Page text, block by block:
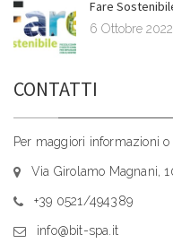
Fare
6 Ottobre 2022
CONTATTI
Per maggiori informazioni
Via Girolamo Magnani,
+39 0521/494389
info@bit-spa.it